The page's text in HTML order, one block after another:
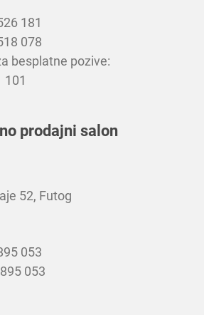
181
078
besplatne pozive:
101
prodajni salon
52, Futog
053
053